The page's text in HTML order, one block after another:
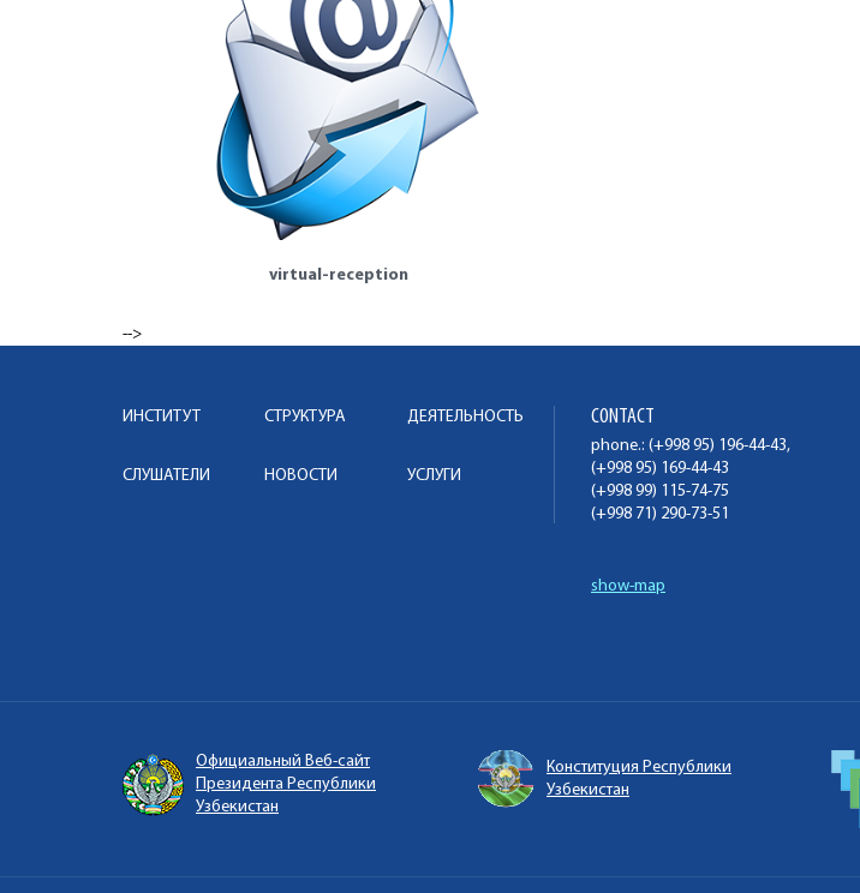
virtual-reception
-->
ИНСТИТУТ СТРУКТУРА ДЕЯТЕЛЬНОСТЬ
СЛУШАТЕЛИ НОВОСТИ УСЛУГИ
CONTACT
phone.: (+998 95) 196-44-43,
(+998 95) 169-44-43
(+998 99) 115-74-75
(+998 71) 290-73-51
show-map
Официальный Веб-сайт
Президента Республики
Узбекистан
Конституция Республики
Узбекистан